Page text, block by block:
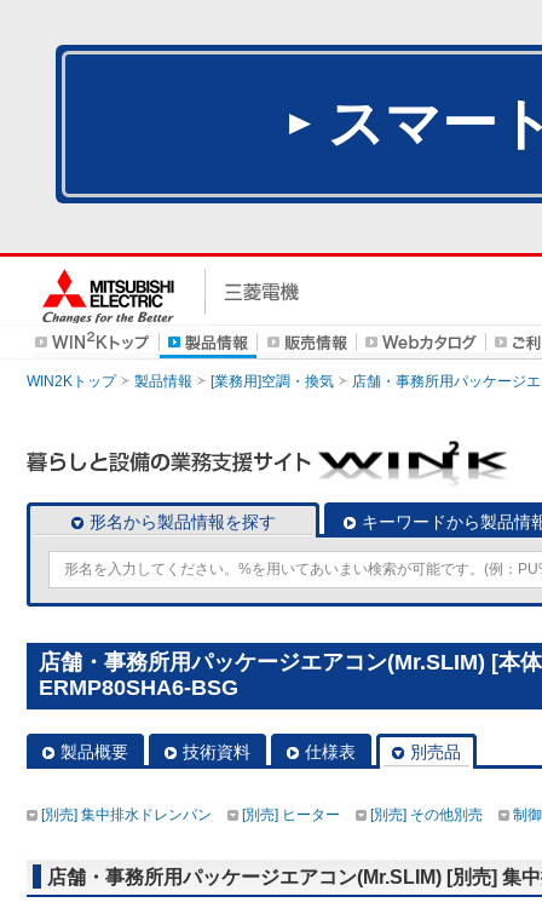
スマー
WIN2Kトップ 製品情報 [業務用]空調・換気 店舗・事務所用パッケージ
形名から製品情報を探す キーワードから製品情
店舗・事務所用パッケージエアコン(Mr.SLIM) [本
ERMP80SHA6-BSG
製品概要 技術資料 仕様表 別売品
[別売] 集中排水ドレンパン [別売] ヒーター [別売] その他別売 制
店舗・事務所用パッケージエアコン(Mr.SLIM) [別売] 集